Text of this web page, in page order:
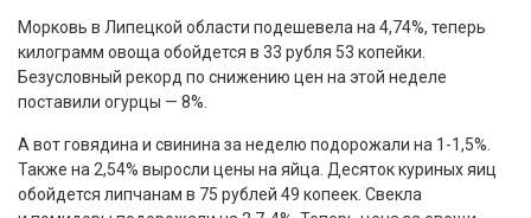
Морковь в Липецкой области подешевела на 4,74%, теперь
килограмм овоща обойдется в 33 рубля 53 копейки.
Безусловный рекорд по снижению цен на этой неделе
поставили огурцы — 8%.
А вот говядина и свинина за неделю подорожали на 1-1,5%.
Также на 2,54% выросли цены на яйца. Десяток куриных яиц
обойдется липчанам в 75 рублей 49 копеек. Свекла